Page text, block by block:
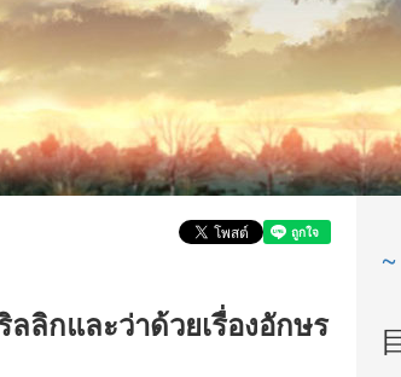
ลิกและว่าด้วยเรื่องอักษร